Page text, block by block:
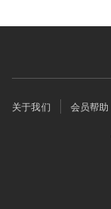
页
关于我们 会员帮助